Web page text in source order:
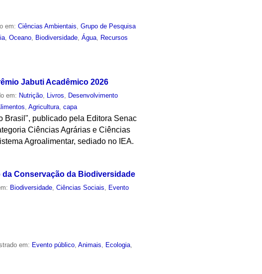
em:Ciências Ambientais,Grupo de Pesquisa
,Oceano, Biodiversidade,Água, Recursos
Jabuti Acadêmico 2026
em: Nutrição Livros
Desenvolvimento
,Agricultura ,capa
Brasil", publicado pela Editora Senac
Ciências Agrárias e Ciências
Agroalimentar, sediado no IEA.
Conservação da Biodiversidade
Biodiversidade ,Ciências Sociais
Evento
em: Evento público,Animais, Ecologia,